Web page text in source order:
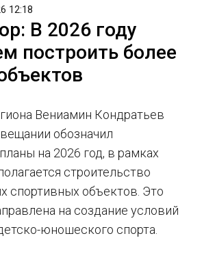
12:18
В 2026 году
построить более
Вениамин Кондратьев
обозначил
на 2026 год, в рамках
строительство
спортивных объектов. Это
на создание условий
юношеского спорта.